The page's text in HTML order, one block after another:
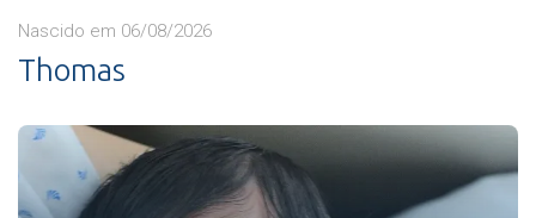
Nascido em 06/08/2026
Thomas